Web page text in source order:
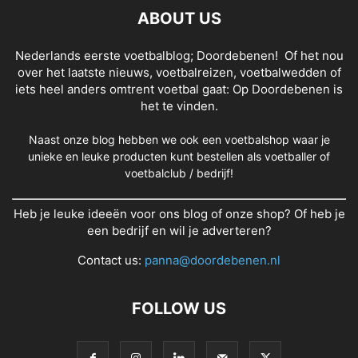
ABOUT US
Nederlands eerste voetbalblog; Doordebenen! Of het nou
over het laatste nieuws, voetbalreizen, voetbalwedden of
iets heel anders omtrent voetbal gaat: Op Doordebenen is
het te vinden.
Naast onze blog hebben we ook een voetbalshop waar je
unieke en leuke producten kunt bestellen als voetballer of
voetbalclub / bedrijf!
Heb je leuke ideeën voor ons blog of onze shop? Of heb je
een bedrijf en wil je adverteren?
Contact us: panna@doordebenen.nl
FOLLOW US